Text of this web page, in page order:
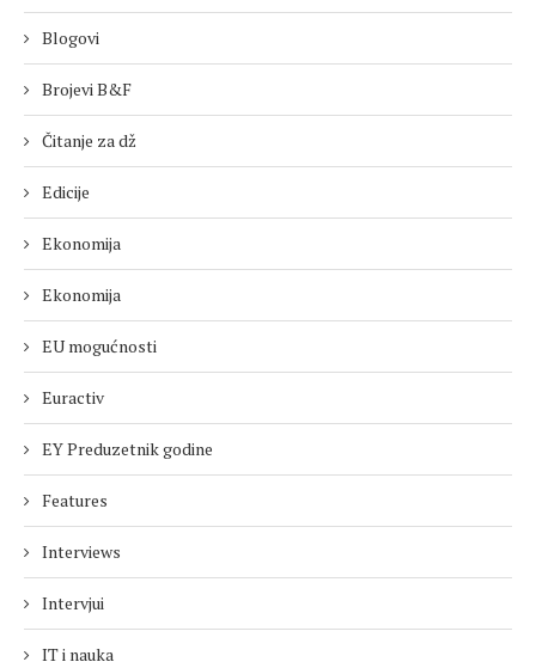
Blogovi
Brojevi B&F
Čitanje za dž
Edicije
Ekonomija
Ekonomija
EU mogućnosti
Euractiv
EY Preduzetnik godine
Features
Interviews
Intervjui
IT i nauka